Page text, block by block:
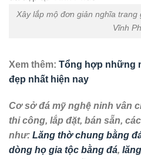
Xây lắp mộ đơn giản nghĩa
Vĩnh
Xem thêm: Tổng hợp những
đẹp nhất hiện nay
Cơ sở đá mỹ nghệ ninh vân
thi công, lắp đặt, bán sẵn,
như: Lăng thờ chung bằng
dòng họ gia tộc bằng đá,